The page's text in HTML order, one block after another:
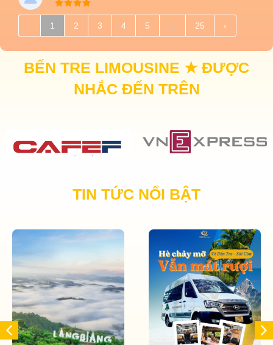
Trên xe có nhiều muỗi, phải xử lý trước khi xe đón khách.
Đăng ngày 28/12/2025
‹ 1 2 3 4 5 ... 25 ›
BẾN TRE LIMOUSINE ★ ĐƯỢC
NHẮC ĐẾN TRÊN
TIN TỨC NỔI BẬT